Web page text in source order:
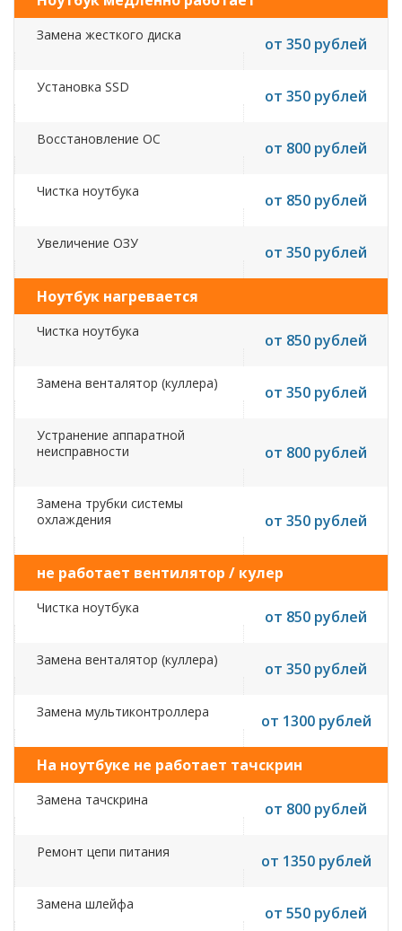
Замена жесткого диска от 350 рублей
Установка SSD от 350 рублей
Восстановление ОС от 800 рублей
Чистка ноутбука от 850 рублей
Увеличение ОЗУ от 350 рублей
Ноутбук нагревается
Чистка ноутбука от 850 рублей
Замена венталятор (куллера) от 350 рублей
Устранение аппаратной
неисправности
от 800 рублей
Замена трубки системы
охлаждения
от 350 рублей
не работает вентилятор / кулер
Чистка ноутбука от 850 рублей
Замена венталятор (куллера) от 350 рублей
Замена мультиконтроллера от 1300 рублей
На ноутбуке не работает тачскрин
Замена тачскрина от 800 рублей
Ремонт цепи питания от 1350 рублей
Замена шлейфа от 550 рублей